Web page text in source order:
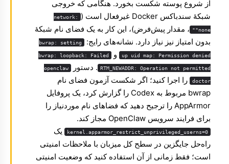
از شروع پوسته شکست بخورد. هنگامی که خروجی
شبکهٔ سندباکس Docker غیرفعال است (
network:
"none"
، مقدار پیش‌فرض)، این کار به یک فضای نام شبکهٔ
بدون امتیاز نیز نیاز دارد. نشانه‌های رایج:
bwrap: setting
up uid map: Permission denied و bwrap: loopback: Failed
RTM_NEWADDR: Operation not permitted . دستور openclaw
doctor را اجرا کنید؛ اگر شکست آزمون فضای نام
bwrap مربوط به Codex را گزارش کرد، یک پروفایل
AppArmor را ترجیح دهید که فضاهای نام موردنیاز را
برای فرایند سرویس OpenClaw مجاز کند.
kernel.apparmor_restrict_unprivileged_userns=0 یک
راه‌حل جایگزین در سطح کل میزبان با ملاحظات امنیتی
است؛ فقط زمانی از آن استفاده کنید که وضعیت امنیتی